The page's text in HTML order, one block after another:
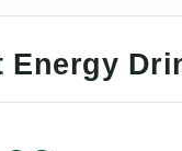
Energy